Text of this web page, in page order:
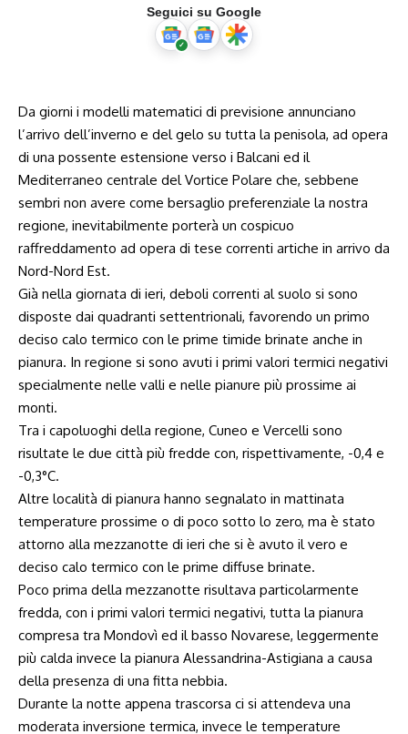
Seguici su Google
Da giorni i modelli matematici di previsione annunciano
l’arrivo dell’inverno e del gelo su tutta la penisola, ad opera
di una possente estensione verso i Balcani ed il
Mediterraneo centrale del Vortice Polare che, sebbene
sembri non avere come bersaglio preferenziale la nostra
regione, inevitabilmente porterà un cospicuo
raffreddamento ad opera di tese correnti artiche in arrivo da
Nord-Nord Est.
Già nella giornata di ieri, deboli correnti al suolo si sono
disposte dai quadranti settentrionali, favorendo un primo
deciso calo termico con le prime timide brinate anche in
pianura. In regione si sono avuti i primi valori termici negativi
specialmente nelle valli e nelle pianure più prossime ai
monti.
Tra i capoluoghi della regione, Cuneo e Vercelli sono
risultate le due città più fredde con, rispettivamente, -0,4 e
-0,3°C.
Altre località di pianura hanno segnalato in mattinata
temperature prossime o di poco sotto lo zero, ma è stato
attorno alla mezzanotte di ieri che si è avuto il vero e
deciso calo termico con le prime diffuse brinate.
Poco prima della mezzanotte risultava particolarmente
fredda, con i primi valori termici negativi, tutta la pianura
compresa tra Mondovì ed il basso Novarese, leggermente
più calda invece la pianura Alessandrina-Astigiana a causa
della presenza di una fitta nebbia.
Durante la notte appena trascorsa ci si attendeva una
moderata inversione termica, invece le temperature